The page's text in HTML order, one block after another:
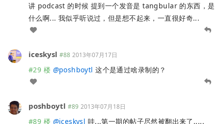
讲 podcast 的时候 提到一个发音是 tangbular 的东西，是
什么啊... 我似乎听说过，但是想不起来，一直很好奇...
iceskysl #88 2013年07月17日
#29 楼 @poshboytl 这个是通过啥录制的？
poshboytl #89 2013年07月18日
#89 楼 @iceskysl 哇...第一期的帖子尽然被翻出来了.....